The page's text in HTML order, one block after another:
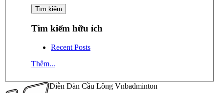
Tìm kiếm hữu ích
Recent Posts
Thêm...
Diễn Đàn Cầu Lông Vnbadminton